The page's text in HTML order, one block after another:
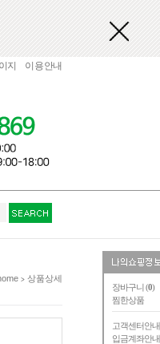
장바구니 (0)
찜한상품
고객센터안내
입금계좌안내
지 이용안내
위치
> 상품상세